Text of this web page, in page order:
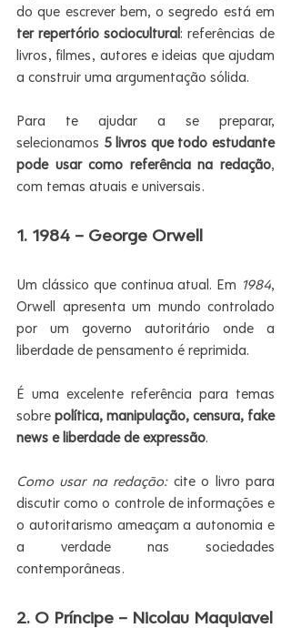
ter repertório sociocultural: referências de
livros, filmes, autores e ideias que ajudam
a construir uma argumentação sólida.
Para te ajudar a se preparar,
selecionamos 5 livros que todo estudante
pode usar como referência na redação,
com temas atuais e universais.
1. 1984 – George Orwell
Um clássico que continua atual. Em 1984,
Orwell apresenta um mundo controlado
por um governo autoritário onde a
liberdade de pensamento é reprimida.
É uma excelente referência para temas
sobre política, manipulação, censura, fake
news e liberdade de expressão.
Como usar na redação: cite o livro para
discutir como o controle de informações e
o autoritarismo ameaçam a autonomia e
a verdade nas sociedades
contemporâneas.
2. O Príncipe – Nicolau Maquiavel